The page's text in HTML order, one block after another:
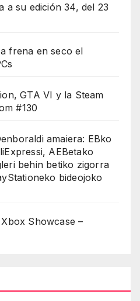
a su edición 34, del 23
frena en seco el
GTA VI y la Steam
#130
amaiera: EBko
AEBetako
behin betiko zigorra
bideojoko
Showcase –